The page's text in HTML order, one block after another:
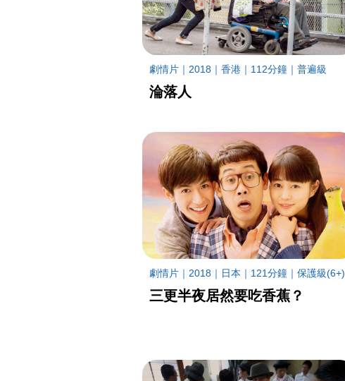
劇情片｜2018｜香港｜112分鐘｜普遍級
淪落人
劇情片｜2018｜日本｜121分鐘｜保護級(6+)
三更半夜居然要吃香蕉？